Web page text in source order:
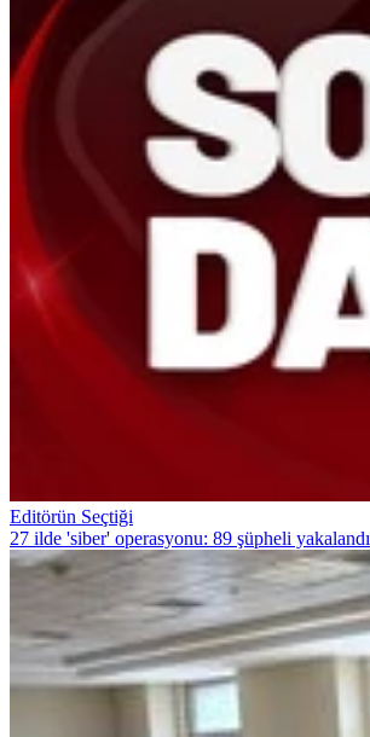
Editörün Seçtiği
27 ilde 'siber' operasyonu: 89 şüpheli yakalandı